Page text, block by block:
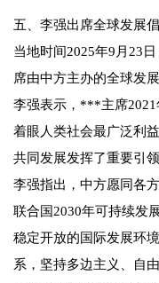
五、李强出席全球发展
当地时间2025年9月23
席由中方主办的全球发
李强表示，***主席2021
着眼人类社会最广泛利
共同发展发挥了重要引领
李强指出，中方愿同各
联合国2030年可持续发
稳定开放的国际发展环
系，坚持多边主义、自